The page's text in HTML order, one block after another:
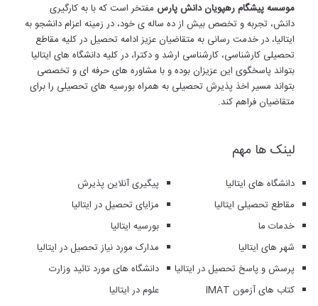
موسسه پیشگام رهپویان دانش پارس مفتخر است که با به کارگیری
دانش، تجربه و تخصص بیش از ده ساله ی خود، در زمینه اعزام دانشجو به
ایتالیا، در خدمت رسانی به متقاضیان عزیز ادامه تحصیل در کلیه مقاطع
تحصیلی کارشناسی، کارشناسی ارشد و دکترا، در کلیه دانشگاه های ایتالیا
بتواند پاسخگوی این عزیزان بوده و با مشاوره های حرفه ای و تخصصی
بتواند مسیر اخذ پذیرش تحصیلی به همراه بورسیه های تحصیلی را برای
متقاضیان فراهم کند.
لینک ها مهم
پیگیری آنلاین پذیرش
مزایای تحصیل در ایتالیا
بورسیه ایتالیا
مدارک مورد نیاز تحصیل در ایتالیا
دانشگاه های مورد تائید وزارت
علوم در ایتالیا
دانشگاه های ایتالیا
مقاطع تحصیلی ایتالیا
خدمات ما
شهر های ایتالیا
پرسش و پاسخ تحصیل در ایتالیا
کتاب های آزمون IMAT